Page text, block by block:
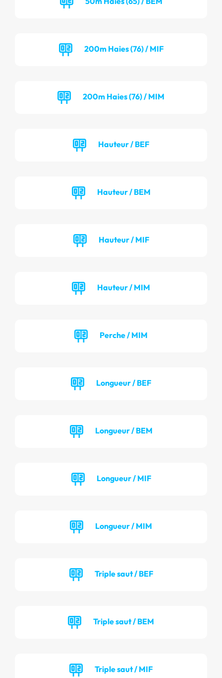
200m Haies (76) / MIF
200m Haies (76) / MIM
Hauteur / BEF
Hauteur / BEM
Hauteur / MIF
Hauteur / MIM
Perche / MIM
Longueur / BEF
Longueur / BEM
Longueur / MIF
Longueur / MIM
Triple saut / BEF
Triple saut / BEM
Triple saut / MIF